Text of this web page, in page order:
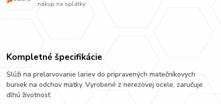
nákup na splátky
Kompletné špecifikácie
Slúži na prelarvovanie lariev do pripravených matečníkovych
buniek na odchov matky. Vyrobené z nerezovej ocele, zaručuje
dlhú životnosť.